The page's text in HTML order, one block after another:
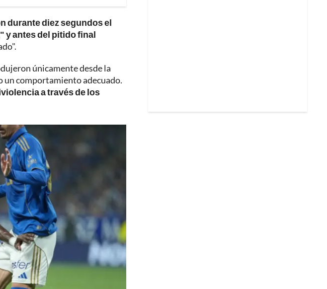
durante diez segundos el
y antes del pitido final
únicamente desde la
un comportamiento adecuado.
a través de los